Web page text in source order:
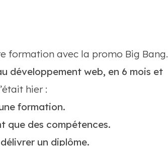
formation avec la promo Big Bang.
développement web, en 6 mois et
hier :
formation.
que des compétences.
un diplôme.